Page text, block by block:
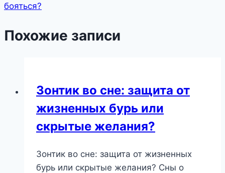
бояться?
Похожие записи
Зонтик во сне: защита от
жизненных бурь или
скрытые желания?
Зонтик во сне: защита от жизненных
бурь или скрытые желания? Сны о